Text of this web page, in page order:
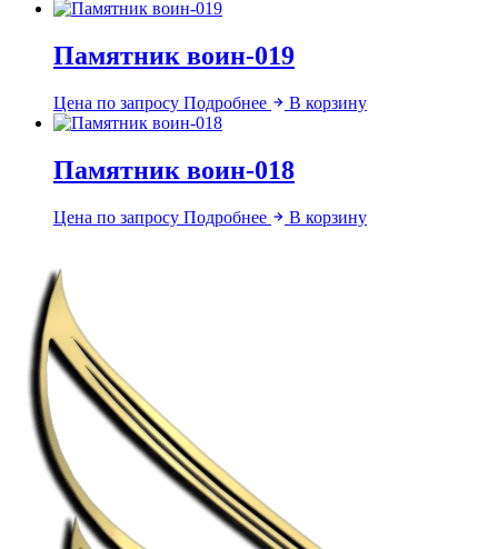
Памятник воин-019
Цена по запросу Подробнее В корзину
Памятник воин-018
Цена по запросу Подробнее В корзину